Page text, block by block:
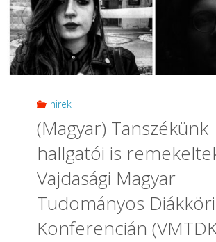
letek:
jelentkezz
Te
az
Összehasonlító
Irodalomtudományi
Tanszék
hirek
(Magyar) Tanszékünk
hallgatói is
Vajdasági Magyar
Tudományos Diákköri
Konferencián